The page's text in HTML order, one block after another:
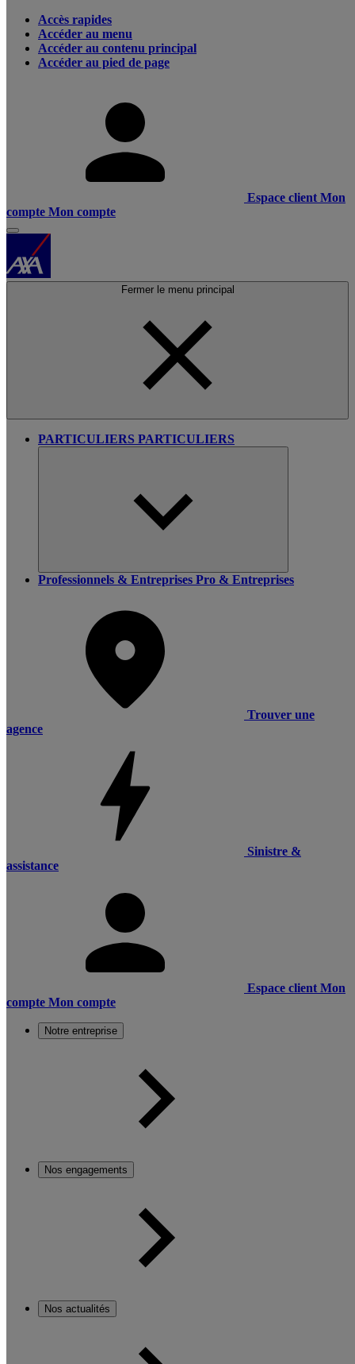
Accès rapides
Accéder au menu
Accéder au contenu principal
Accéder au pied de page
Espace client Mon
compte Mon compte
Fermer le menu principal
PARTICULIERS PARTICULIERS
Professionnels & Entreprises Pro & Entreprises
Trouver une
agence
Sinistre &
assistance
Espace client Mon
compte Mon compte
Notre entreprise
Nos engagements
Nos actualités